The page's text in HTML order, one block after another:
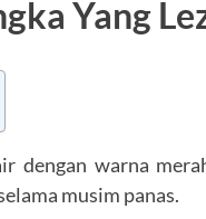
Yang
dengan warna
musim panas.